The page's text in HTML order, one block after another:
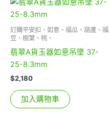
訂購平安扣、如意、福瓜、葫蘆、福
豆、樹葉、桃、
翡翠A貨玉器如意吊墜 37-
25-8.3mm
$2,180
加入購物車